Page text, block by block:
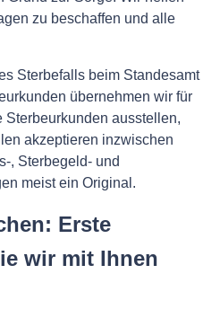
zu beschaffen und alle
Sterbefalls beim Standesamt
übernehmen wir für
ausstellen,
akzeptieren inzwischen
, Sterbegeld- und
meist ein Original.
Erste
wir mit Ihnen